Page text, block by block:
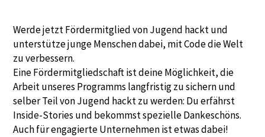
Werde jetzt Fördermitglied von Jugend hackt und
unterstütze junge Menschen dabei, mit Code die Welt
zu verbessern.
Eine Fördermitgliedschaft ist deine Möglichkeit, die
Arbeit unseres Programms langfristig zu sichern und
selber Teil von Jugend hackt zu werden: Du erfährst
Inside-Stories und bekommst spezielle Dankeschöns.
Auch für engagierte Unternehmen ist etwas dabei!